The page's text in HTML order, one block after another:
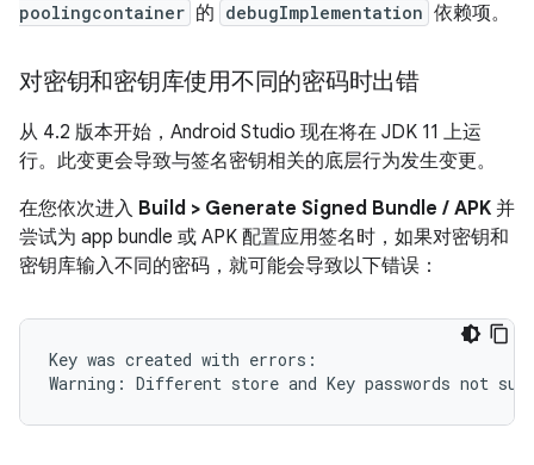
poolingcontainer 的 debugImplementation 依赖项。
对密钥和密钥库使用不同的密码时出错
从 4.2 版本开始，Android Studio 现在将在 JDK 11 上运
行。此变更会导致与签名密钥相关的底层行为发生变更。
在您依次进入 Build > Generate Signed Bundle / APK 并
尝试为 app bundle 或 APK 配置应用签名时，如果对密钥和
密钥库输入不同的密码，就可能会导致以下错误：
Key was created with errors: